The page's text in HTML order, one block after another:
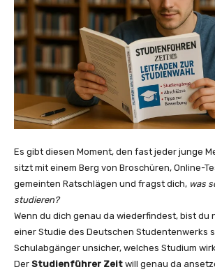
Es gibt diesen Moment, den fast jeder junge
sitzt mit einem Berg von Broschüren, Online-
gemeinten Ratschlägen und fragst dich, was
studieren?
Wenn du dich genau da wiederfindest, bist du
einer Studie des Deutschen Studentenwerks
Schulabgänger unsicher, welches Studium
Der Studienführer Zeit will genau da